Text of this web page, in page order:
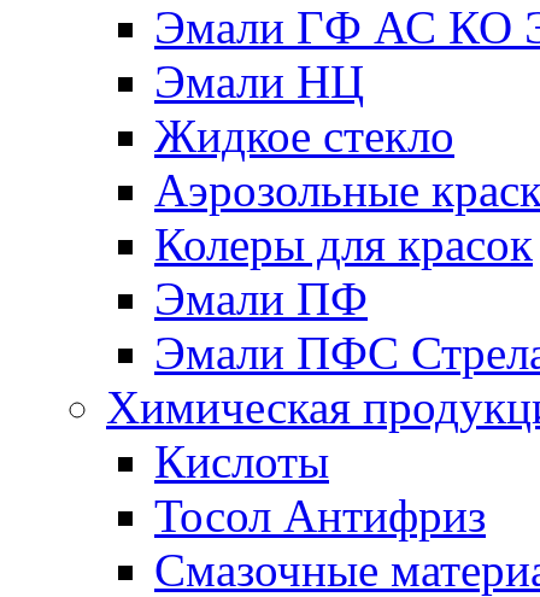
Эмали ГФ АС КО
Эмали НЦ
Жидкое стекло
Аэрозольные
Колеры для красок
Эмали ПФ
Эмали ПФС
Химическая
Кислоты
Тосол Антифриз
Смазочные